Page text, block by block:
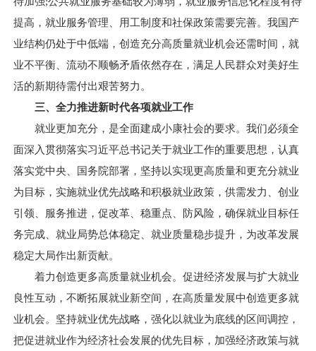
提高，就业服务管理、用工制度和社保政策需要完善。我国产
业结构仍处于中低端，创造充分高质量就业机会还需时间，就
业不平衡、流动不顺畅矛盾依然存在，满足人民群众对美好生
活的新期待需付出艰苦努力。
三、全力推进新时代各项就业工作
就业更加充分，是全面建成小康社会的要求。我们必须全
面深入贯彻落实习近平总书记关于就业工作的重要思想，认真
落实党中央、国务院部署，坚持以实现更高质量和更充分就业
为目标，实施就业优先战略和积极就业政策，供需发力、创业
引领、服务推进，促改革、稳重点、防风险，确保就业目标任
务完成、就业局势总体稳定、就业质量稳步提升，为改革发展
稳定大局作出新贡献。
着力创造更多高质量就业机会。促进经济发展与扩大就业
良性互动，不断拓展就业新空间，在高质量发展中创造更多就
业机会。坚持就业优先战略，强化以就业为底线的区间调控，
把促进就业作为经济社会发展的优先目标，加强经济政策与就